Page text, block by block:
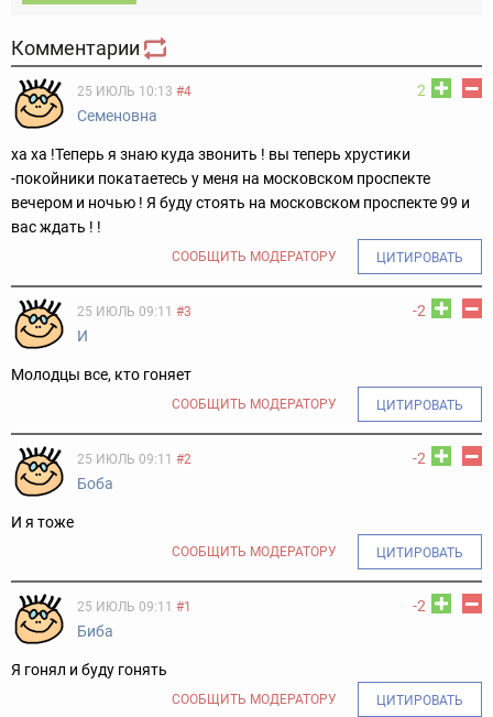
Комментарии
2
25 ИЮЛЬ 10:13 #4
Семеновна
ха ха !Теперь я знаю куда звонить ! вы теперь хрустики
-покойники покатаетесь у меня на московском проспекте
вечером и ночью ! Я буду стоять на московском проспекте 99 и
вас ждать ! !
СООБЩИТЬ МОДЕРАТОРУ ЦИТИРОВАТЬ
-2
25 ИЮЛЬ 09:11 #3
И
Молодцы все, кто гоняет
СООБЩИТЬ МОДЕРАТОРУ ЦИТИРОВАТЬ
-2
25 ИЮЛЬ 09:11 #2
Боба
И я тоже
СООБЩИТЬ МОДЕРАТОРУ ЦИТИРОВАТЬ
-2
25 ИЮЛЬ 09:11 #1
Биба
Я гонял и буду гонять
СООБЩИТЬ МОДЕРАТОРУ ЦИТИРОВАТЬ